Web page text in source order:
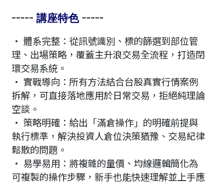
----- 講座特色-----
· 體系完整：從訊號識別、標的篩選到部位管
理、出場策略，覆蓋主升浪交易全流程，打造閉
環交易系統。
· 實戰導向：所有方法結合台股真實行情案例
拆解，可直接落地應用於日常交易，拒絕純理論
空談。
· 策略明確：給出「滿倉操作」的明確前提與
執行標準，解決投資人倉位決策猶豫、交易紀律
鬆散的問題。
· 易學易用：將複雜的量價、均線邏輯簡化為
可複製的操作步驟，新手也能快速理解並上手應